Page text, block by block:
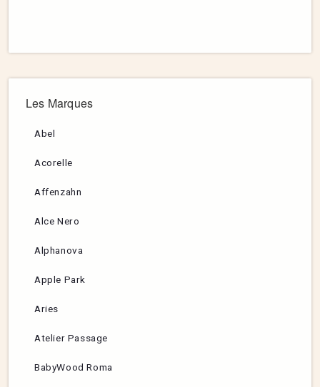
Les Marques
Abel
Acorelle
Affenzahn
Alce Nero
Alphanova
Apple Park
Aries
Atelier Passage
BabyWood Roma